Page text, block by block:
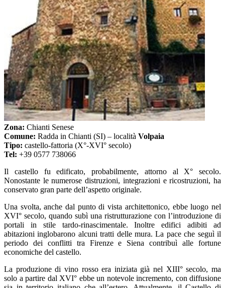
Zona: Chianti Senese
Comune: Radda in Chianti (SI) – località Volpaia
Tipo: castello-fattoria (X°-XVI° secolo)
Tel: +39 0577 738066
Il castello fu edificato, probabilmente, attorno al X° secolo.
Nonostante le numerose distruzioni, integrazioni e ricostruzioni, ha
conservato gran parte dell’aspetto originale.
Una svolta, anche dal punto di vista architettonico, ebbe luogo nel
XVI° secolo, quando subì una ristrutturazione con l’introduzione di
portali in stile tardo-rinascimentale. Inoltre edifici adibiti ad
abitazioni inglobarono alcuni tratti delle mura. La pace che seguì il
periodo dei conflitti tra Firenze e Siena contribuì alle fortune
economiche del castello.
La produzione di vino rosso era iniziata già nel XIII° secolo, ma
solo a partire dal XVI° ebbe un notevole incremento, con diffusione